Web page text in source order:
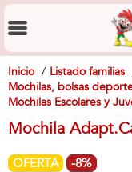
Inicio Listado familias
Mochilas, bolsas
Mochilas Escolares y
Mochila
OFERTA -8%